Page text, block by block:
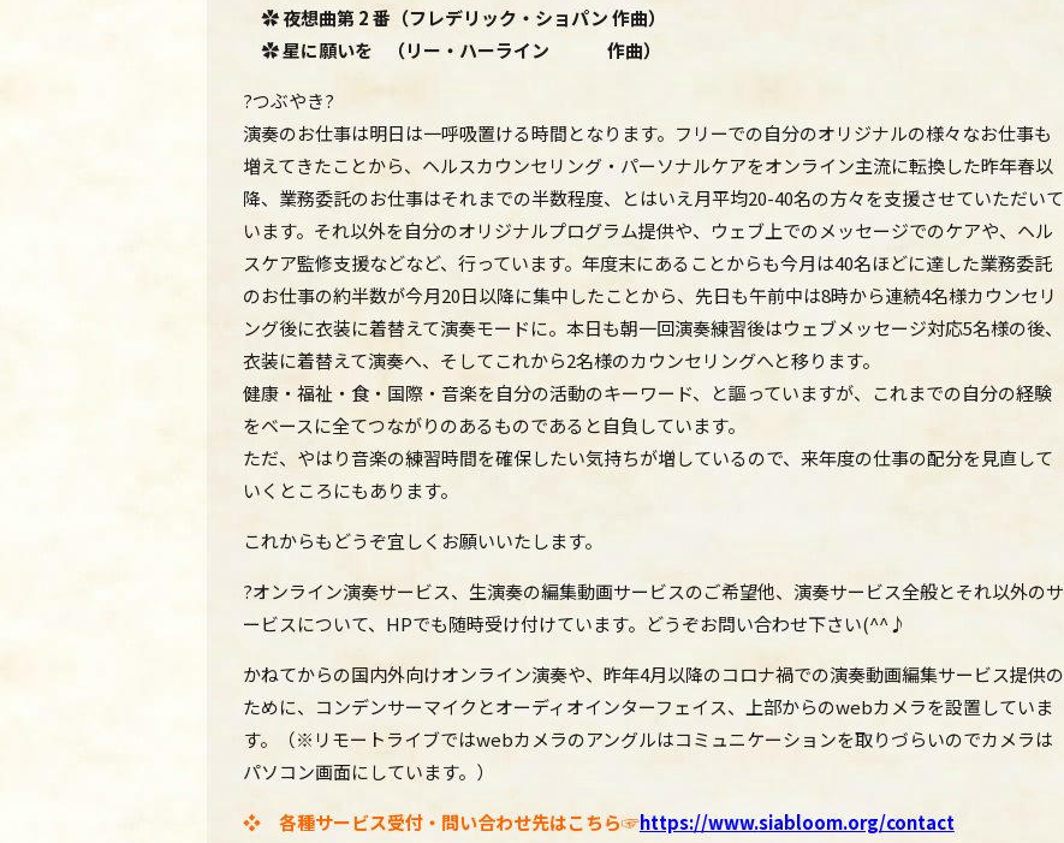
✿ 夜想曲第 2 番（フレデリック・ショパン 作曲）
✿ 星に願いを （リー・ハーライン 作曲）
?つぶやき?
演奏のお仕事は明日は一呼吸置ける時間となります。フリーでの自分のオリジナルの様々なお仕事も
増えてきたことから、ヘルスカウンセリング・パーソナルケアをオンライン主流に転換した昨年春以
降、業務委託のお仕事はそれまでの半数程度、とはいえ月平均20-40名の方々を支援させていただいて
います。それ以外を自分のオリジナルプログラム提供や、ウェブ上でのメッセージでのケアや、ヘル
スケア監修支援などなど、行っています。年度末にあることからも今月は40名ほどに達した業務委託
のお仕事の約半数が今月20日以降に集中したことから、先日も午前中は8時から連続4名様カウンセリ
ング後に衣装に着替えて演奏モードに。本日も朝一回演奏練習後はウェブメッセージ対応5名様の後、
衣装に着替えて演奏へ、そしてこれから2名様のカウンセリングへと移ります。
健康・福祉・食・国際・音楽を自分の活動のキーワード、と謳っていますが、これまでの自分の経験
をベースに全てつながりのあるものであると自負しています。
ただ、やはり音楽の練習時間を確保したい気持ちが増しているので、来年度の仕事の配分を見直して
いくところにもあります。
これからもどうぞ宜しくお願いいたします。
?オンライン演奏サービス、生演奏の編集動画サービスのご希望他、演奏サービス全般とそれ以外のサ
ービスについて、HPでも随時受け付けています。どうぞお問い合わせ下さい(^^♪
かねてからの国内外向けオンライン演奏や、昨年4月以降のコロナ禍での演奏動画編集サービス提供の
ために、コンデンサーマイクとオーディオインターフェイス、上部からのwebカメラを設置していま
す。（※リモートライブではwebカメラのアングルはコミュニケーションを取りづらいのでカメラは
パソコン画面にしています。）
❖ 各種サービス受付・問い合わせ先はこちら☞https://www.siabloom.org/contact